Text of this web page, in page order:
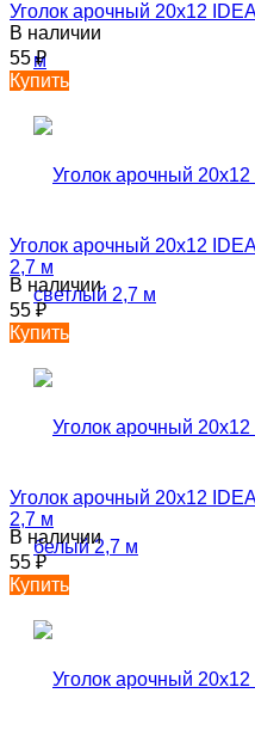
Уголок арочный 20х12
В наличии
55₽
Купить
Уголок арочный 20х12
2,7 м
В наличии
55₽
Купить
Уголок арочный 20х12
2,7 м
В наличии
55₽
Купить